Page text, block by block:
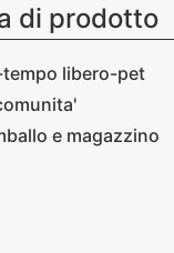
di prodotto
libero-pet
e magazzino